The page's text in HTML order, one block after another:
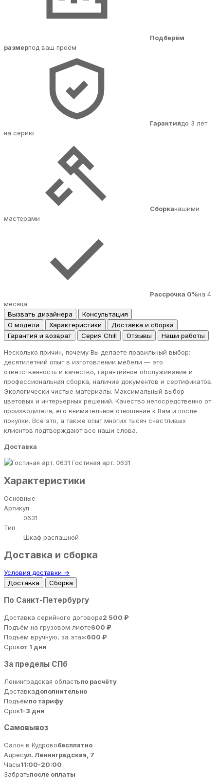
Подберём
размерпод ваш проём
Гарантиядо 3 лет
на серию
Сборканашими
мастерами
Рассрочка 0%на 4
месяца
Вызвать дизайнера
Консультация
О модели
Характеристики
Доставка и сборка
Гарантия и возврат
Серия Chill Отзывы Наши работы
Несколько причин, почему Вы делаете правильный выбор:
десятилетний опыт в изготовлении мебели — это
ответственность и качество, гарантийное обслуживание и
профессиональная сборка, наличие документов и сертификатов.
Экологически чистые материалы. Максимальный выбор
цветовых и интерьерных решений. Качество непосредственно от
производителя, его внимательное отношение к Вам и после
покупки. Все это, а также опыт многих тысяч счастливых
клиентов подтверждают все наши слова.
Доставка
Гостиная арт. 0631
Характеристики
Основные
Артикул
0631
Тип
Шкаф распашной
Доставка и сборка
Условия доставки →
Доставка
Сборка
По Санкт-Петербургу
Доставка серийного договора2 500 ₽
Подъём на грузовом лифте600 ₽
Подъём вручную, за этаж600 ₽
Срокот 1 дня
За пределы СПб
Ленинградская областьпо расчёту
Доставкадополнительно
Подъёмпо тарифу
Срок1-3 дня
Самовывоз
Салон в Кудровобесплатно
Адресул. Ленинградская, 7
Часы11:00-20:00
Забратьпосле оплаты